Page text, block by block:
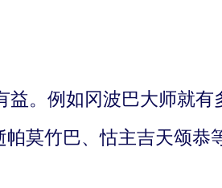
。例如冈波巴大师就有
莫竹巴、怙主吉天颂恭